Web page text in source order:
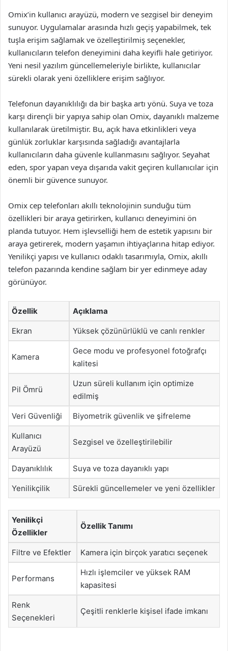
Omix’in kullanıcı arayüzü, modern ve sezgisel bir deneyim
sunuyor. Uygulamalar arasında hızlı geçiş yapabilmek, tek
tuşla erişim sağlamak ve özelleştirilmiş seçenekler,
kullanıcıların telefon deneyimini daha keyifli hale getiriyor.
Yeni nesil yazılım güncellemeleriyle birlikte, kullanıcılar
sürekli olarak yeni özelliklere erişim sağlıyor.
Telefonun dayanıklılığı da bir başka artı yönü. Suya ve toza
karşı dirençli bir yapıya sahip olan Omix, dayanıklı malzeme
kullanılarak üretilmiştir. Bu, açık hava etkinlikleri veya
günlük zorluklar karşısında sağladığı avantajlarla
kullanıcıların daha güvenle kullanmasını sağlıyor. Seyahat
eden, spor yapan veya dışarıda vakit geçiren kullanıcılar için
önemli bir güvence sunuyor.
Omix cep telefonları akıllı teknolojinin sunduğu tüm
özellikleri bir araya getirirken, kullanıcı deneyimini ön
planda tutuyor. Hem işlevselliği hem de estetik yapısını bir
araya getirerek, modern yaşamın ihtiyaçlarına hitap ediyor.
Yenilikçi yapısı ve kullanıcı odaklı tasarımıyla, Omix, akıllı
telefon pazarında kendine sağlam bir yer edinmeye aday
görünüyor.
Özellik Açıklama
Ekran Yüksek çözünürlüklü ve canlı renkler
Kamera
Gece modu ve profesyonel fotoğrafçı
kalitesi
Pil Ömrü
Uzun süreli kullanım için optimize
edilmiş
Veri Güvenliği Biyometrik güvenlik ve şifreleme
Kullanıcı
Arayüzü
Sezgisel ve özelleştirilebilir
Dayanıklılık Suya ve toza dayanıklı yapı
Yenilikçilik Sürekli güncellemeler ve yeni özellikler
Yenilikçi
Özellikler
Özellik Tanımı
Filtre ve Efektler Kamera için birçok yaratıcı seçenek
Performans
Hızlı işlemciler ve yüksek RAM
kapasitesi
Renk
Seçenekleri
Çeşitli renklerle kişisel ifade imkanı